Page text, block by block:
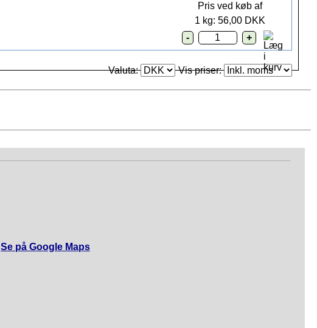
Pris ved køb af
1 kg: 56,00 DKK
Valuta: Vis priser:
Se på Google Maps